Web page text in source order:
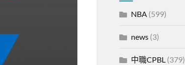
NBA(599)
news(3)
中職CPBL(379)